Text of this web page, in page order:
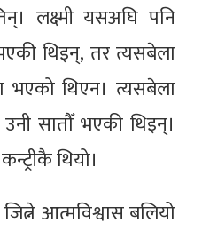
लक्ष्मी यसअघि पनि
थिइन्, तर त्यसबेला
भएको थिएन। त्यसबेला
सातौँ भएकी थिइन्।
थियो।
आत्मविश्वास बलियो